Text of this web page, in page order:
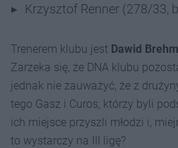
Krzysztof Renner (278/33,
Trenerem klubu jest Dawid
Zarzeka się, że DNA klubu
jednak nie zauważyć, że z
tego Gasz i Curos, którzy byli
ich miejsce przyszli młodzi i,
to wystarczy na III ligę?